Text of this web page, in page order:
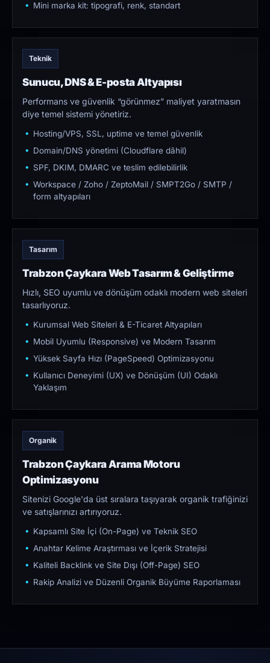
Mini marka kit: tipografi, renk, standart
Teknik
Sunucu, DNS & E-posta Altyapısı
Performans ve güvenlik “görünmez” maliyet yaratmasın
diye temel sistemi yönetiriz.
Hosting/VPS, SSL, uptime ve temel güvenlik
Domain/DNS yönetimi (Cloudflare dâhil)
SPF, DKIM, DMARC ve teslim edilebilirlik
Workspace / Zoho / ZeptoMail / SMPT2Go / SMTP /
form altyapıları
Tasarım
Trabzon Çaykara Web Tasarım & Geliştirme
Hızlı, SEO uyumlu ve dönüşüm odaklı modern web siteleri
tasarlıyoruz.
Kurumsal Web Siteleri & E-Ticaret Altyapıları
Mobil Uyumlu (Responsive) ve Modern Tasarım
Yüksek Sayfa Hızı (PageSpeed) Optimizasyonu
Kullanıcı Deneyimi (UX) ve Dönüşüm (UI) Odaklı
Yaklaşım
Organik
Trabzon Çaykara Arama Motoru
Optimizasyonu
Sitenizi Google'da üst sıralara taşıyarak organik trafiğinizi
ve satışlarınızı artırıyoruz.
Kapsamlı Site İçi (On-Page) ve Teknik SEO
Anahtar Kelime Araştırması ve İçerik Stratejisi
Kaliteli Backlink ve Site Dışı (Off-Page) SEO
Rakip Analizi ve Düzenli Organik Büyüme Raporlaması